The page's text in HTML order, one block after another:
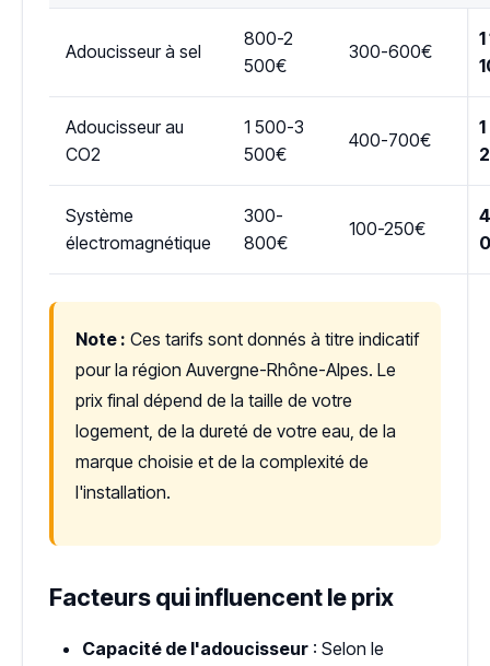
Adoucisseur à sel
800-2
500€
300-600€
Adoucisseur au
CO2
1 500-3
500€
400-700€
Système
électromagnétique
300-
800€
100-250€
Note : Ces tarifs sont donnés à titre indicatif
pour la région Auvergne-Rhône-Alpes. Le
prix final dépend de la taille de votre
logement, de la dureté de votre eau, de la
marque choisie et de la complexité de
l'installation.
Facteurs qui influencent le prix
Capacité de l'adoucisseur : Selon le